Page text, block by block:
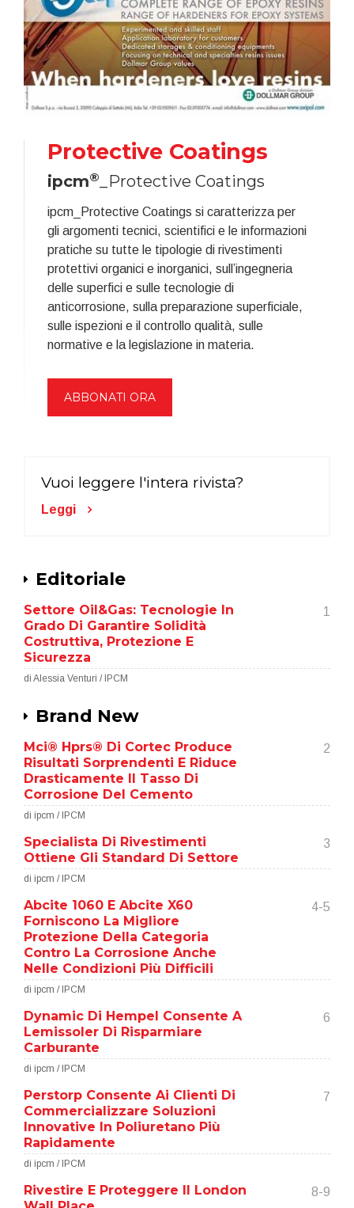
Protective Coatings
ipcm® _Protective Coatings
ipcm_Protective Coatings si caratterizza per
gli argomenti tecnici, scientifici e le informazioni
pratiche su tutte le tipologie di rivestimenti
protettivi organici e inorganici, sull’ingegneria
delle superfici e sulle tecnologie di
anticorrosione, sulla preparazione superficiale,
sulle ispezioni e il controllo qualità, sulle
normative e la legislazione in materia.
ABBONATI ORA
Vuoi leggere l'intera rivista?
Leggi
Editoriale
Settore Oil&Gas: Tecnologie In
Grado Di Garantire Solidità
Costruttiva, Protezione E
Sicurezza
1
di Alessia Venturi / IPCM
Brand New
Mci® Hprs® Di Cortec Produce
Risultati Sorprendenti E Riduce
Drasticamente Il Tasso Di
Corrosione Del Cemento
2
di ipcm / IPCM
Specialista Di Rivestimenti
Ottiene Gli Standard Di Settore
3
di ipcm / IPCM
Abcite 1060 E Abcite X60
Forniscono La Migliore
Protezione Della Categoria
Contro La Corrosione Anche
Nelle Condizioni Più Difficili
4-5
di ipcm / IPCM
Dynamic Di Hempel Consente A
Lemissoler Di Risparmiare
Carburante
6
di ipcm / IPCM
Perstorp Consente Ai Clienti Di
Commercializzare Soluzioni
Innovative In Poliuretano Più
Rapidamente
7
di ipcm / IPCM
Rivestire E Proteggere Il London
8-9